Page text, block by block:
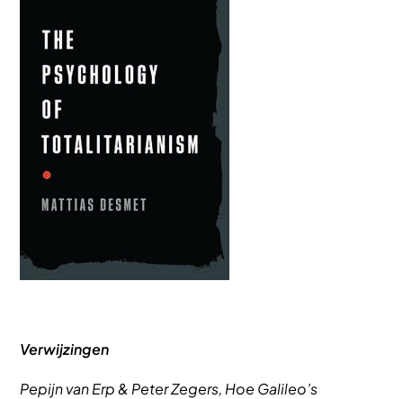
Verwijzingen
Pepijn van Erp & Peter Zegers, Hoe Galileo’s